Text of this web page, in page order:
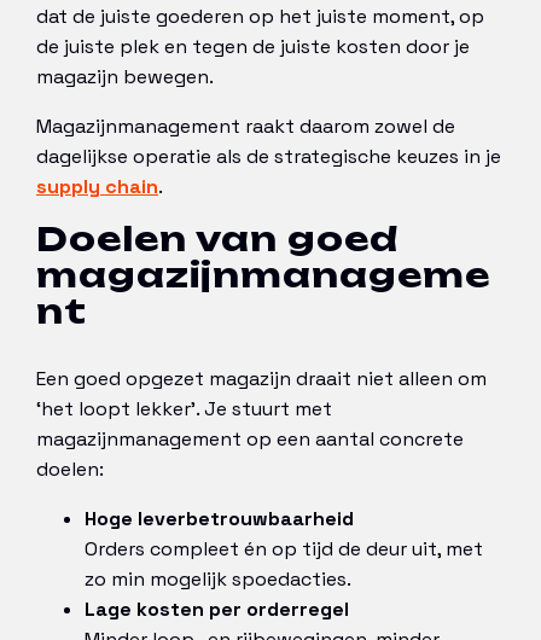
dat de juiste goederen op het juiste moment, op
de juiste plek en tegen de juiste kosten door je
magazijn bewegen.
Magazijnmanagement raakt daarom zowel de
dagelijkse operatie als de strategische keuzes in je
supply chain.
Doelen van goed
magazijnmanageme
nt
Een goed opgezet magazijn draait niet alleen om
‘het loopt lekker’. Je stuurt met
magazijnmanagement op een aantal concrete
doelen:
Hoge leverbetrouwbaarheid
Orders compleet én op tijd de deur uit, met
zo min mogelijk spoedacties.
Lage kosten per orderregel